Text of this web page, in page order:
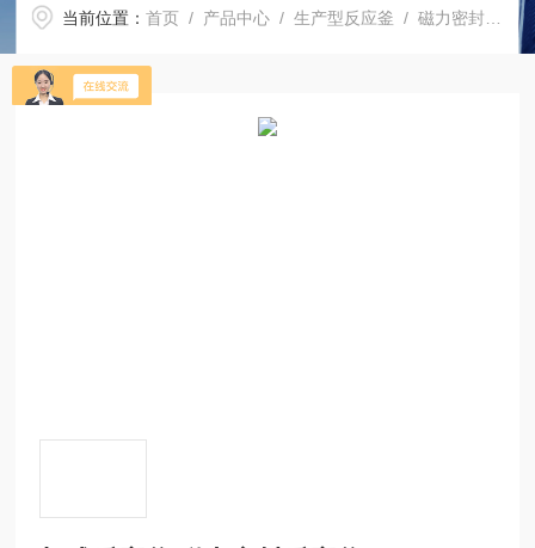
当前位置：首页 / 产品中心 /生产型反应釜 /磁力密封反应釜